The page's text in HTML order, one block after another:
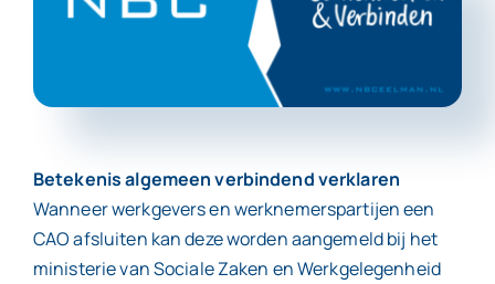
Nieuws
Contact
Betekenis algemeen verbindend verklaren
Wanneer werkgevers en werknemerspartijen een
CAO afsluiten kan deze worden aangemeld bij het
ministerie van Sociale Zaken en Werkgelegenheid